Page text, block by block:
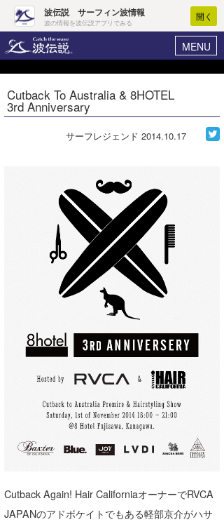
波伝説 サーフィン波情報
波の情報を波伝説アプリでみる
開く
MENU
ヘルプ マイホーム
ログイン
新規会員登録
WAVE HUNTER 波予想ツール
ニュース
サーフィンエリアガイド
会員メニュー
今月のプレゼント
Cutback To Australia & 8HOTEL
3rd Anniversary
サーフレジェンド 2014.10.17
Cutback Again! Hair CaliforniaオーナーでRVCA
JAPANのアドボケイトでもある軽部京介がハサ
Core Surf Japan
アート＆エンタメ
トラベル
ショップ情報
ショップ情報
千葉北
伊豆
千葉南
大阪
沖縄
ウラナミ
その他
ルール＆How to
VOTE!